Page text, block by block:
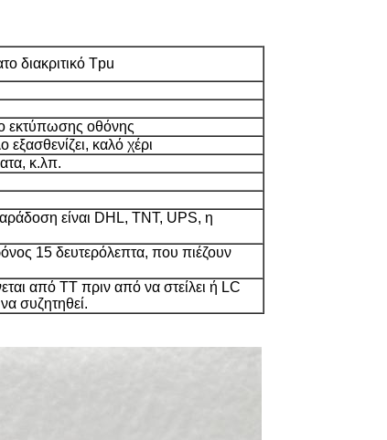
διακριτικό Tpu
εκτύπωσης οθόνης
καλό χέρι
κ.λπ.
είναι DHL, TNT, UPS, η
15 δευτερόλεπτα, που πιέζουν
από TT πριν από να στείλει ή LC
συζητηθεί.